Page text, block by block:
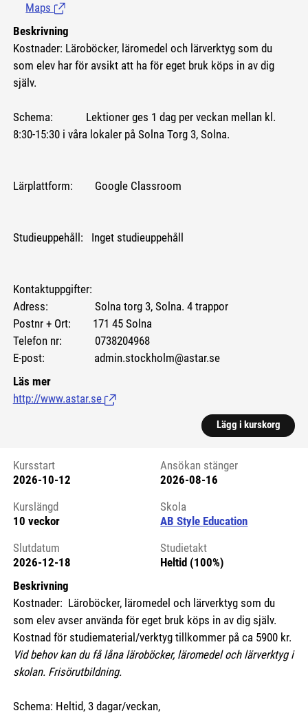
Maps (Länk till extern sida.)
Beskrivning
Kostnader: Läroböcker, läromedel och lärverktyg som du
som elev har för avsikt att ha för eget bruk köps in av dig
själv.
Schema: Lektioner ges 1 dag per veckan mellan kl.
8:30-15:30 i våra lokaler på Solna Torg 3, Solna.
Lärplattform: Google Classroom
Studieuppehåll: Inget studieuppehåll
Kontaktuppgifter:
Adress: Solna torg 3, Solna. 4 trappor
Postnr + Ort: 171 45 Solna
Telefon nr: 0738204968
E-post: admin.stockholm@astar.se
Läs mer
http://www.astar.se (Länk till extern sida.)
Lägg i kurskorg
Kursstart 6256007
Kursstart
2026-10-12
Ansökan stänger
2026-08-16
Kurslängd
10 veckor
Skola
AB Style Education
Slutdatum
2026-12-18
Studietakt
Heltid (100%)
Beskrivning
Kostnader: Läroböcker, läromedel och lärverktyg som du
som elev avser använda för eget bruk köps in av dig själv.
Kostnad för studiematerial/verktyg tillkommer på ca 5900 kr.
Vid behov kan du få låna läroböcker, läromedel och lärverktyg i
skolan. Frisörutbildning.
Schema: Heltid, 3 dagar/veckan,